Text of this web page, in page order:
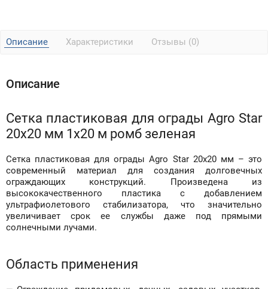
Описание Характеристики Отзывы (0)
Описание
Сетка пластиковая для ограды Agro Star
20х20 мм 1х20 м ромб зеленая
Сетка пластиковая для ограды Agro Star 20х20 мм – это
современный материал для создания долговечных
ограждающих конструкций. Произведена из
высококачественного пластика с добавлением
ультрафиолетового стабилизатора, что значительно
увеличивает срок ее службы даже под прямыми
солнечными лучами.
Область применения